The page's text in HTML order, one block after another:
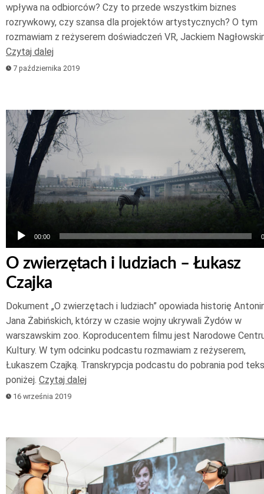
wpływa na odbiorców? Czy to przede wszystkim biznes
rozrywkowy, czy szansa dla projektów artystycznych? O tym
rozmawiam z reżyserem doświadczeń VR, Jackiem
Czytaj dalej
7 października 2019
Odtwarzacz
plików
dźwiękowych
00:00
O zwierzętach i ludziach – Łukasz
Czajka
Dokument „O zwierzętach i ludziach” opowiada historię
Jana Żabińskich, którzy w czasie wojny ukrywali Żydów w
warszawskim zoo. Koproducentem filmu jest Narodowe
Kultury. W tym odcinku podcastu rozmawiam z reżyserem,
Łukaszem Czajką. Transkrypcja podcastu do pobrania pod
poniżej. Czytaj dalej
16 września 2019
Odtwarzacz
plików
dźwiękowych